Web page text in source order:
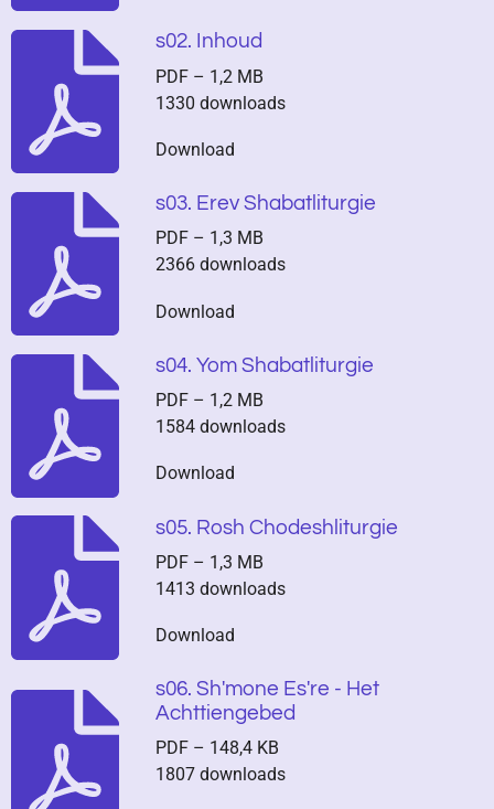
s02. Inhoud
PDF – 1,2 MB
1330 downloads
Download
s03. Erev Shabatliturgie
PDF – 1,3 MB
2366 downloads
Download
s04. Yom Shabatliturgie
PDF – 1,2 MB
1584 downloads
Download
s05. Rosh Chodeshliturgie
PDF – 1,3 MB
1413 downloads
Download
s06. Sh'mone Es're - Het
Achttiengebed
PDF – 148,4 KB
1807 downloads